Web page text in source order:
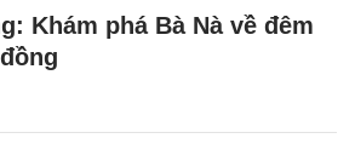
Khám phá Bà Nà về đêm